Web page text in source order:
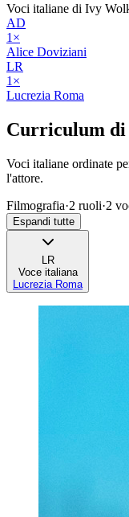
Voci italiane di Ivy
AD
1 ×
Alice Doviziani
LR
1 ×
Lucrezia Roma
Curriculum di
Voci italiane ordinate
l'attore.
Filmografia·2 ruoli·2
Espandi tutte
LR
Voce italiana
Lucrezia Roma